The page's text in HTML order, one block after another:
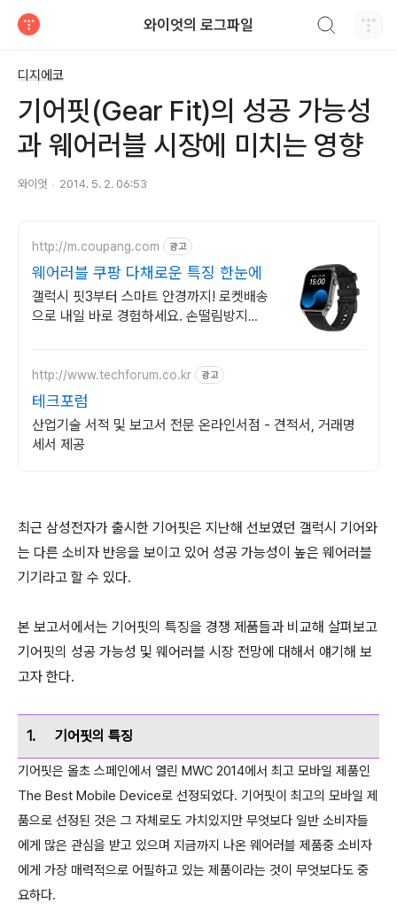
와이엇의 로그파일
디지에코
기어핏(Gear Fit)의 성공 가능성
과 웨어러블 시장에 미치는 영향
와이엇 2014. 5. 2. 06:53
http://m.coupang.com 광고
웨어러블 쿠팡 다채로운 특징 한눈에
갤럭시 핏3부터 스마트 안경까지! 로켓배송
으로 내일 바로 경험하세요. 손떨림방지
http://www.techforum.co.kr 광고
테크포럼
산업기술 서적 및 보고서 전문 온라인서점 - 견적서, 거래명
세서 제공
최근 삼성전자가 출시한 기어핏은 지난해 선보였던 갤럭시 기어와
는 다른 소비자 반응을 보이고 있어 성공 가능성이 높은 웨어러블
기기라고 할 수 있다.
본 보고서에서는 기어핏의 특징을 경쟁 제품들과 비교해 살펴보고
기어핏의 성공 가능성 및 웨어러블 시장 전망에 대해서 얘기해 보
고자 한다.
1. 기어핏의 특징
기어핏은 올초 스페인에서 열린 MWC 2014에서 최고 모바일 제품인
The Best Mobile Device로 선정되었다. 기어핏이 최고의 모바일 제
품으로 선정된 것은 그 자체로도 가치있지만 무엇보다 일반 소비자들
에게 많은 관심을 받고 있으며 지금까지 나온 웨어러블 제품중 소비자
에게 가장 매력적으로 어필하고 있는 제품이라는 것이 무엇보다도 중
요하다.